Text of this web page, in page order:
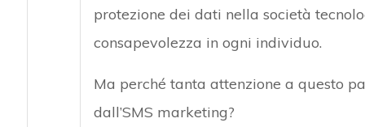
protezione dei dati nella società
consapevolezza in ogni individuo.
Ma perché tanta attenzione a questo
dall’SMS marketing?